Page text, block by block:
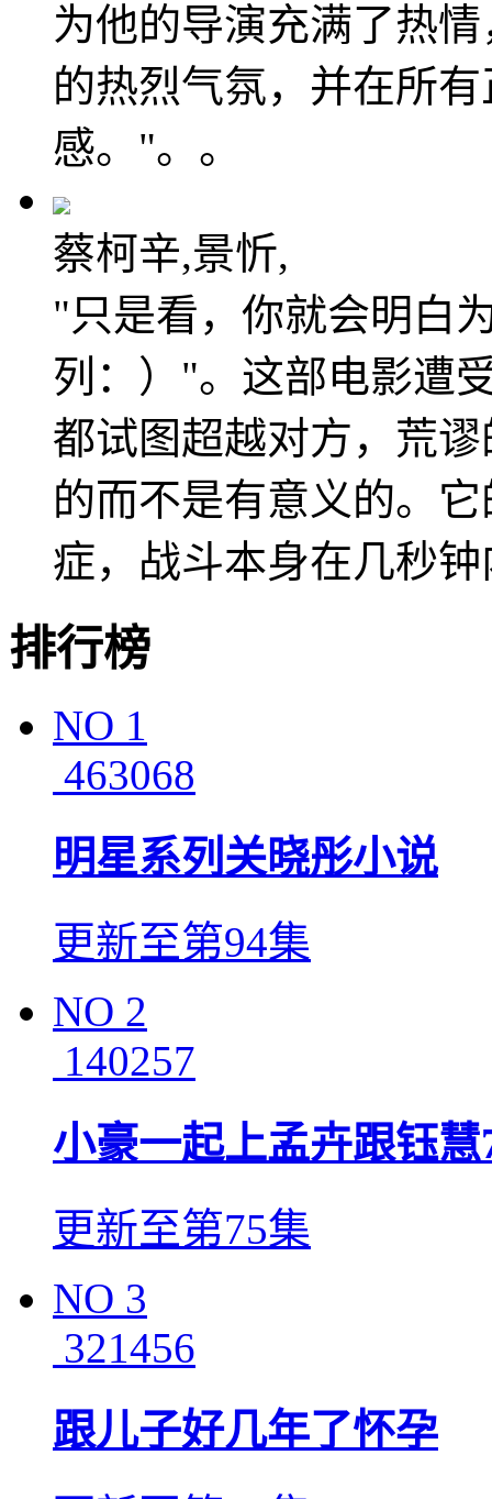
为他的导演充满了热
的热烈气氛，并在所
感。"。。
蔡柯辛,景忻,
"只是看，你就会明白
列：）"。这部电影遭
都试图超越对方，荒
的而不是有意义的。
症，战斗本身在几秒
排行榜
NO 1
463068
明星系列关晓彤小说
更新至第94集
NO 2
140257
小豪一起上孟卉跟钰慧
更新至第75集
NO 3
321456
跟儿子好几年了怀孕